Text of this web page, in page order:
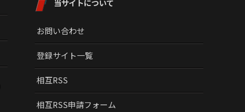
当サイトについて
お問い合わせ
登録サイト一覧
相互RSS
相互RSS申請フォーム